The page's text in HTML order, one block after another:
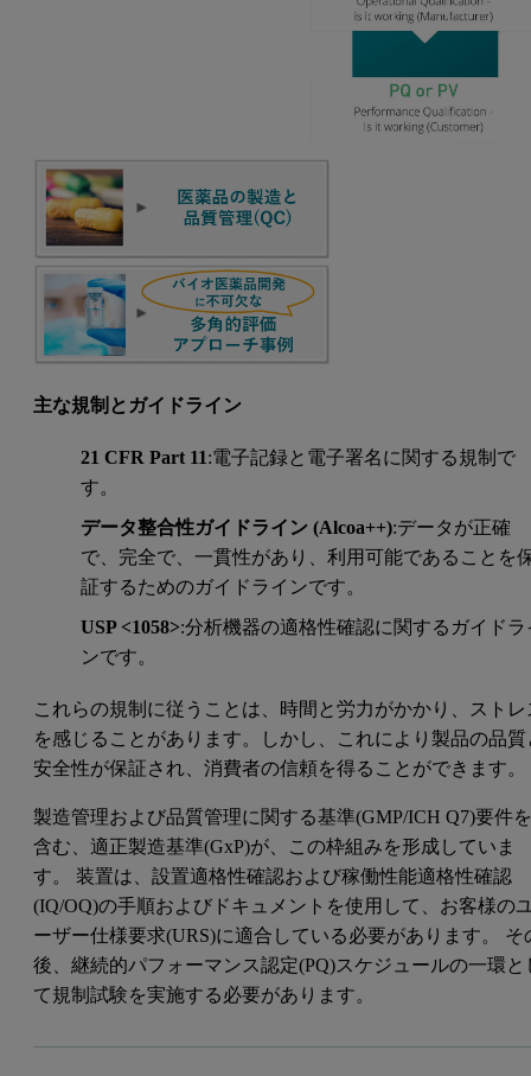
主な規制とガイドライン
21 CFR Part 11:電子記録と電子署名に関する規制で
す。
データ整合性ガイドライン (Alcoa++):データが正確
で、完全で、一貫性があり、利用可能であることを
証するためのガイドラインです。
USP <1058>:分析機器の適格性確認に関するガイドラ
ンです。
これらの規制に従うことは、時間と労力がかかり、ストレ
を感じることがあります。しかし、これにより製品の品質
安全性が保証され、消費者の信頼を得ることができます。
製造管理および品質管理に関する基準(GMP/ICH Q7)要件
含む、適正製造基準(GxP)が、この枠組みを形成していま
す。 装置は、設置適格性確認および稼働性能適格性確認
(IQ/OQ)の手順およびドキュメントを使用して、お客様の
ーザー仕様要求(URS)に適合している必要があります。 そ
後、継続的パフォーマンス認定(PQ)スケジュールの一環と
て規制試験を実施する必要があります。